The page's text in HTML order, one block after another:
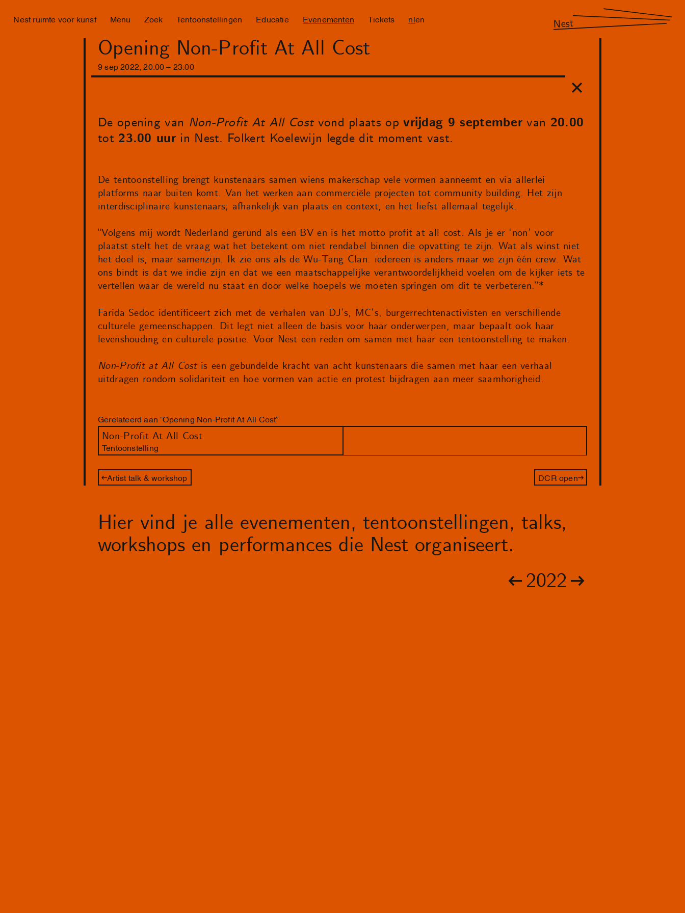
Nest ruimte voor kunst Menu Zoek Tentoonstellingen Educatie Evenementen Tickets nl en Nest
Opening Non-Profit At All Cost
9 sep 2022 ,20:00 23 :00
De opening van Non-Profit At All Costvond plaats opvrijdag 9 september van 20.00
tot 23.00 uur in Nest. Folkert Koelewijn legde dit moment vast.
De tentoonstelling brengt kunstenaars samen wiens makerschap vele vormen aanneemt en via allerlei
platforms naar buiten komt. Van het werken aan commerciële projecten tot community building. Het zijn
interdisciplinaire kunstenaars; afhankelijk van plaats en context, en het liefst allemaal tegelijk.
“Volgens mij wordt Nederland gerund als een BV en is het motto profit at all cost. Als je er ‘non’ voor
plaatst stelt het de vraag wat het betekent om niet rendabel binnen die opvatting te zijn. Wat als winst niet
het doel is, maar samenzijn. Ik zie ons als de Wu-Tang Clan: iedereen is anders maar we zijn één crew. Wat
ons bindt is dat we indie zijn en dat we een maatschappelijke verantwoordelijkheid voelen om de kijker iets te
vertellen waar de wereld nu staat en door welke hoepels we moeten springen om dit te verbeteren.”*
Farida Sedoc identificeert zich met de verhalen van DJ’s, MC’s, burgerrechtenactivisten en verschillende
culturele gemeenschappen. Dit legt niet alleen de basis voor haar onderwerpen, maar bepaalt ook haar
levenshouding en culturele positie. Voor Nest een reden om samen met haar een tentoonstelling te maken.
Non-Profit at All Costis een gebundelde kracht van acht kunstenaars die samen met haar een verhaal
uitdragen rondom solidariteit en hoe vormen van actie en protest bijdragen aan meer saamhorigheid.
Gerelateerd aan “Opening Non-Profit At All Cost”
Non-Profit At All Cost
Tentoonstelling
Artist talk & workshop DCR open
Hier vind je alle evenementen, tentoonstellingen, talks,
workshops en performances die Nest organiseert.
2022